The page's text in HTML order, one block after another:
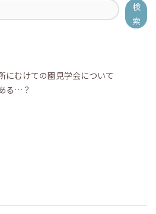
検
索
にむけての園見学会について
る…？